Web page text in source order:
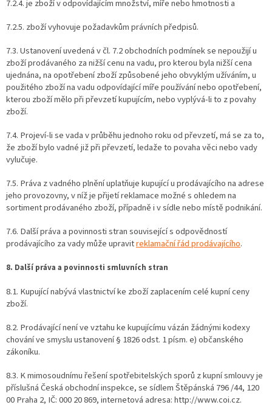
7.2.4. je zboží v odpovídajícím množství, míře nebo hmotnosti a
7.2.5. zboží vyhovuje požadavkům právních předpisů.
7.3. Ustanovení uvedená v čl. 7.2 obchodních podmínek se nepoužijí u
zboží prodávaného za nižší cenu na vadu, pro kterou byla nižší cena
ujednána, na opotřebení zboží způsobené jeho obvyklým užíváním, u
použitého zboží na vadu odpovídající míře používání nebo opotřebení,
kterou zboží mělo při převzetí kupujícím, nebo vyplývá-li to z povahy
zboží.
7.4. Projeví-li se vada v průběhu jednoho roku od převzetí, má se za to,
že zboží bylo vadné již při převzetí, ledaže to povaha věci nebo vady
vylučuje.
7.5. Práva z vadného plnění uplatňuje kupující u prodávajícího na adrese
jeho provozovny, v níž je přijetí reklamace možné s ohledem na
sortiment prodávaného zboží, případně i v sídle nebo místě podnikání.
7.6. Další práva a povinnosti stran související s odpovědností
prodávajícího za vady může upravitreklamační řád prodávajícího.
8. Další práva a povinnosti smluvních stran
8.1. Kupující nabývá vlastnictví ke zboží zaplacením celé kupní ceny
zboží.
8.2. Prodávající není ve vztahu ke kupujícímu vázán žádnými kodexy
chování ve smyslu ustanovení § 1826 odst. 1 písm. e) občanského
zákoníku.
8.3. K mimosoudnímu řešení spotřebitelských sporů z kupní smlouvy je
příslušná Česká obchodní inspekce, se sídlem Štěpánská 796 /44, 120
00 Praha 2, IČ: 000 20 869, internetová adresa: http://www.coi.cz.